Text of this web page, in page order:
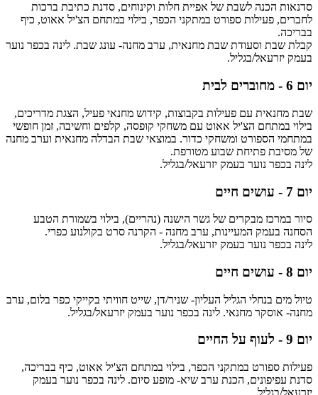
סדנאות הכנה לשבת של אפיית חלות וקינוחים, סדנת כתיבת ברכות
לחברים, פעילות ספורט במתקני הכפר, בילוי במתחם הצ'יל אאוט, כיף
בבריכה.
קבלת שבת וסעודת שבת מחנאית, ערב מחנה- עונג שבת. לינה בכפר נוער
בעמק יזרעאל/בגליל.
יום 6 - מחוברים לבית
שבת מחנאית עם פעילות בקבוצות, קידוש מחנאי פעיל, הצגת מדריכים,
בילוי במתחם הצ'יל אאוט עם משחקי קופסה, קלפים וחשיבה, זמן חופשי
במתחמי הספורט ומשחקי כדור. במוצאי שבת הבדלה מחנאית וערב מחנה
של מסיבת פתיחת שבוע מטורפת.
לינה בכפר נוער בעמק יזרעאל/בגליל.
יום 7 - עושים חיים
סיור במרכז מבקרים של גשר הישנה (נהריים), בילוי בשמורת הטבע
הסחנה בעמק המעיינות, ערב מחנה - הקרנה סרט בקולנוע כפרי.
לינה בכפר נוער בעמק יזרעאל/בגליל.
יום 8 - עושים חיים
טיול מים בנחלי הגליל העליון- שניר/דן, שייט חוויתי בקייקי כפר בלום, ערב
מחנה- אוסקר מחנאי. לינה בכפר נוער בעמק יזרעאל/בגליל.
יום 9 - לעוף על החיים
פעילות ספורט במתקני הכפר, בילוי במתחם הצ'יל אאוט, כיף בבריכה,
סדנת עפיפונים, הכנת ערב שיא- מופע סיום. לינה בכפר נוער בעמק